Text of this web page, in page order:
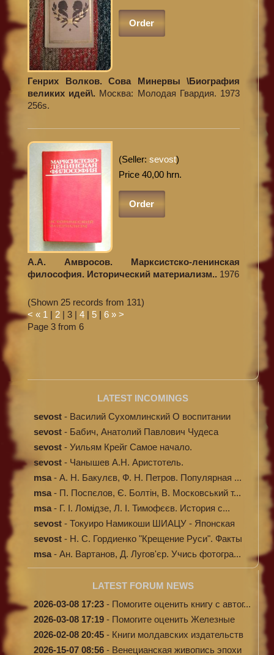
Order
Генрих Волков. Сова Минервы \Биография
великих идей\. Москва: Молодая Гвардия. 1973
256s.
(Seller: sevost)
Price 40,00 hrn.
Order
А.А. Амвросов. Марксистско-ленинская
философия. Исторический материализм.. 1976
(Shown 25 records from 131)
< « 1 2 3 4 5 6 » >
Page 3 from 6
LATEST INCOMINGS
sevost - Василий Сухомлинский О воспитании
sevost - Бабич, Анатолий Павлович Чудеса
исцелени...
sevost - Уильям Крейг Самое начало.
Происхождение...
sevost - Чанышев А.Н. Аристотель.
msa - А. Н. Бакулєв, Ф. Н. Петров. Популярная ...
msa - П. Поспєлов, Є. Болтін, В. Московський т...
msa - Г. І. Ломідзе, Л. І. Тимофєєв. История с...
sevost - Токуиро Намикоши ШИАЦУ - Японская
терапи...
sevost - Н. С. Гордиенко "Крещение Руси". Факты
п...
msa - Ан. Вартанов, Д. Лугов'єр. Учись фотогра...
LATEST FORUM NEWS
2026-03-08 17:23 - Помогите оценить книгу с автог...
2026-03-08 17:19 - Помогите оценить Железные
доро...
2026-02-08 20:45 - Книги молдавских издательств
2026-15-07 08:56 - Венецианская живопись эпохи